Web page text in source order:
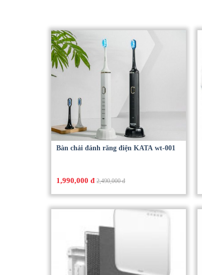
Bàn chải đánh răng điện KATA wt-001
1,990,000 đ 2,490,000 đ